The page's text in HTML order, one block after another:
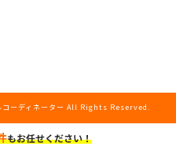
もお任せください！
ーディネーター All Rights Reserved.